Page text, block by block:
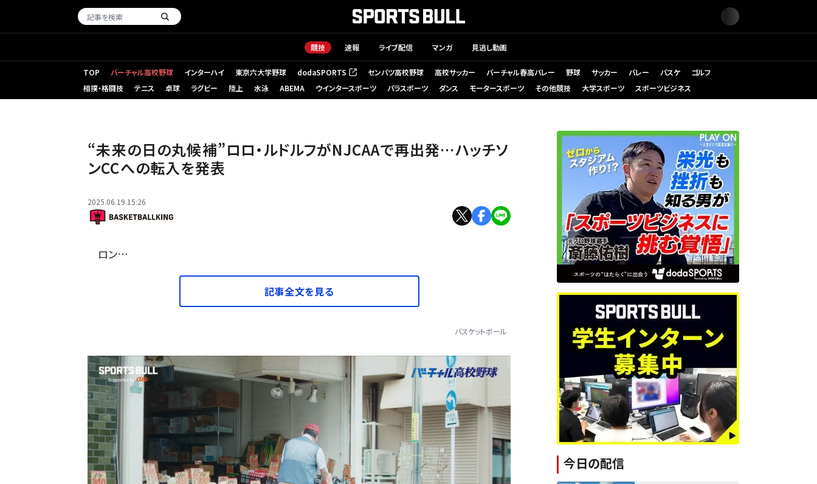
競技 速報 ライブ配信 マンガ 見逃し動画
TOP バーチャル高校野球 インターハイ 東京六大学野球 dodaSPORTS
（新しいタブで開く） センバツ高校野球 高校サッカー バーチャル春高バレー 野球 サッカー バレー バスケ
ゴルフ
相撲・格闘技
テニス 卓球 ラグビー 陸上 水泳 ABEMA ウインタースポーツ パラスポーツ ダンス モータースポーツ その他競技 大学スポーツ スポーツビジネス
“未来の日の丸候補”ロロ・ルドルフがNJCAAで再出発…ハッチソ
ンCCへの転入を発表
2025.06.19 15:26
ロン…
記事全文を見る
バスケットボール
今日の配信